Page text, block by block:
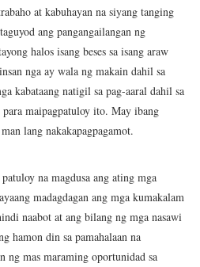
at kabuhayan na siyang tanging
ang pangangailangan ng
halos isang beses sa isang araw
nga ay wala ng makain dahil sa
kabataang natigil sa pag-aaral dahil sa
maipagpatuloy ito. May ibang
lang nakakapagpagamot.
na magdusa ang ating mga
madagdagan ang mga kumakalam
naabot at ang bilang ng mga nasawi
hamon din sa pamahalaan na
ng mas maraming oportunidad sa